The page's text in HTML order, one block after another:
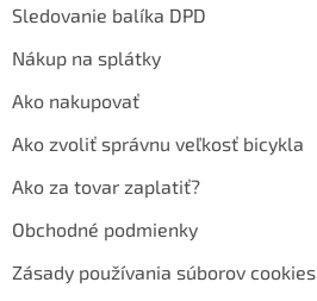
Sledovanie balíka DPD
Nákup na splátky
Ako nakupovať
Ako zvoliť správnu veľkosť bicykla
Ako za tovar zaplatiť?
Obchodné podmienky
Zásady používania súborov cookies